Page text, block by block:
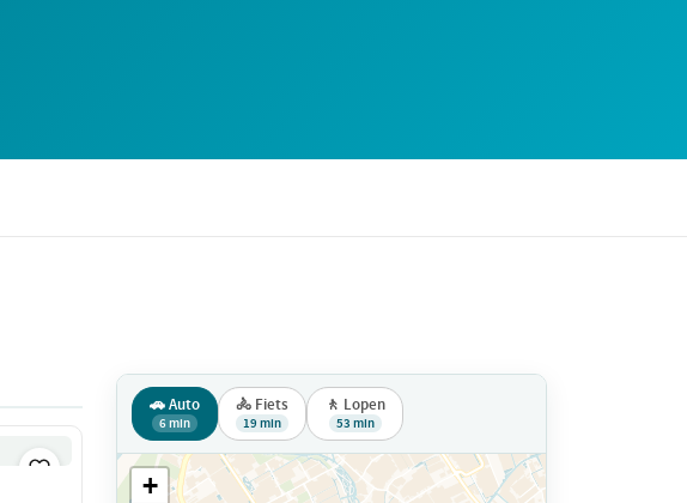
🚗 Auto
6 min
🚴 Fiets
19 min
🚶 Lopen
53 min
+